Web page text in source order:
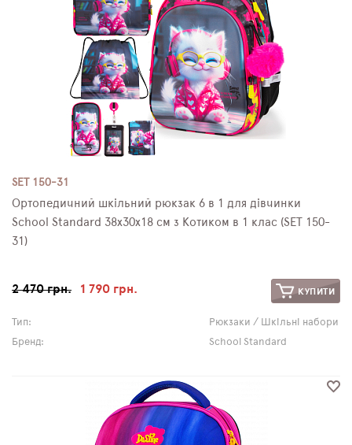
SET 150-31
Ортопедичний шкільний рюкзак 6 в 1 для дівчинки
School Standard 38х30х18 см з Котиком в 1 клас (SET 150-
31)
2 470 грн. 1 790 грн. КУПИТИ
Тип:
Рюкзаки / Шкільні набори
Бренд:
School Standard